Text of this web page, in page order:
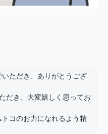
ただき、ありがとうござ
だき、大変嬉しく思ってお
コのお力になれるよう精